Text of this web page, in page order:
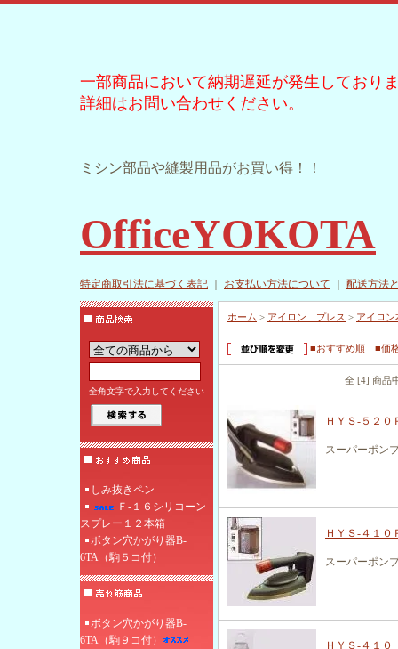
一部商品において納期遅延が発生しており
詳細はお問い合わせください。
ミシン部品や縫製用品がお買い得！！
OfficeYOKOTA
特定商取引法に基づく表記 お支払い方法について 配送方法
全角文字で入力してください
しみ抜きペン
Ｆ‐１６シリコーン
スプレー１２本箱
ボタン穴かがり器B-
6TA（駒５コ付）
ボタン穴かがり器B-
6TA（駒９コ付）
ホーム > アイロン プレス > アイロ
■おすすめ順 ■価
全 [4] 商品
ＨＹＳ-５２０
スーパーポン
ＨＹＳ-４１０
スーパーポン
ＨＹＳ-４１